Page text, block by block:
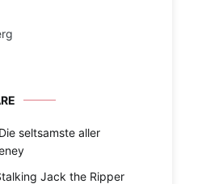
Die seltsamste aller
Jack the Ripper